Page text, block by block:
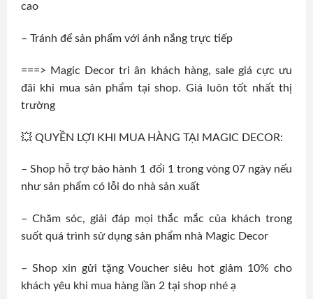
cao
– Tránh để sản phẩm với ánh nắng trực tiếp
===> Magic Decor tri ân khách hàng, sale giá cực ưu
đãi khi mua sản phẩm tại shop. Giá luôn tốt nhất thị
trường
💥 QUYỀN LỢI KHI MUA HÀNG TẠI MAGIC DECOR:
– Shop hỗ trợ bảo hành 1 đổi 1 trong vòng 07 ngày nếu
như sản phẩm có lỗi do nhà sản xuất
– Chăm sóc, giải đáp mọi thắc mắc của khách trong
suốt quá trình sử dụng sản phẩm nhà Magic Decor
– Shop xin gửi tặng Voucher siêu hot giảm 10% cho
khách yêu khi mua hàng lần 2 tại shop nhé ạ